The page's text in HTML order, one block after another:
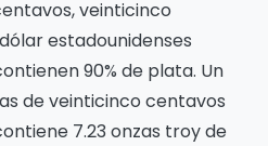
veinticinco
estadounidenses
90% de plata. Un
de veinticinco centavos
7.23 onzas troy de